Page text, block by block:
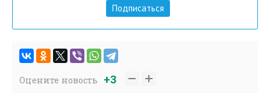
Подписаться
Оцените новость +3